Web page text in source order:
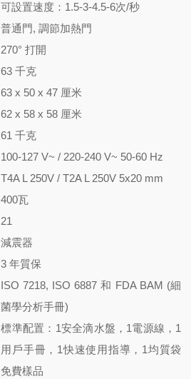
可設置速度：1.5-3-4.5-6次/秒
普通門, 調節加熱門
270° 打開
63 千克
63 x 50 x 47 厘米
62 x 58 x 58 厘米
61 千克
100-127 V~ / 220-240 V~ 50-60 Hz
T4A L 250V / T2A L 250V 5x20 mm
400瓦
21
減震器
3 年質保
ISO 7218, ISO 6887 和 FDA BAM (細
菌學分析手冊)
標準配置：1安全滴水盤，1電源線，1
用戶手冊，1快速使用指導，1均質袋
免費樣品